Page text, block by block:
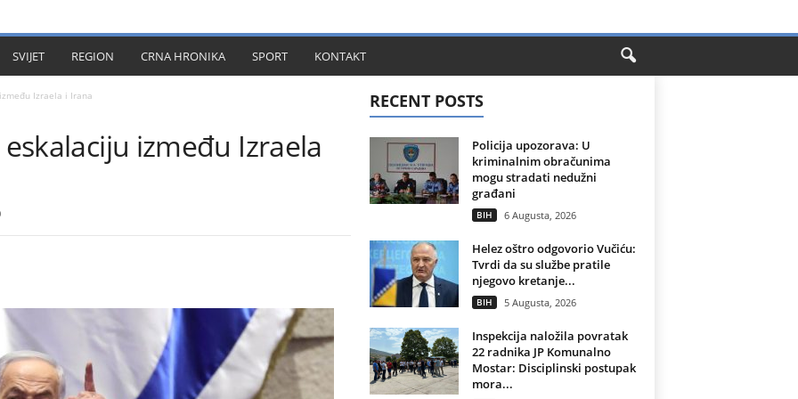
SVIJET REGION CRNA HRONIKA SPORT KONTAKT
Izraela i Irana
između Izraela
RECENT POSTS
Policija upozorava: U
kriminalnim obračunima
mogu stradati nedužni
građani
BIH 6 Augusta, 2026
Helez oštro odgovorio Vučiću:
Tvrdi da su službe pratile
njegovo kretanje...
BIH 5 Augusta, 2026
Inspekcija naložila povratak
22 radnika JP Komunalno
Mostar: Disciplinski postupak
mora...